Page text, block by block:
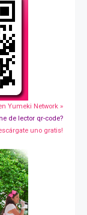
Yumeki Network »
de lector qr-code?
uno gratis!